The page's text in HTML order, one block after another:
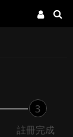
3
註冊完成